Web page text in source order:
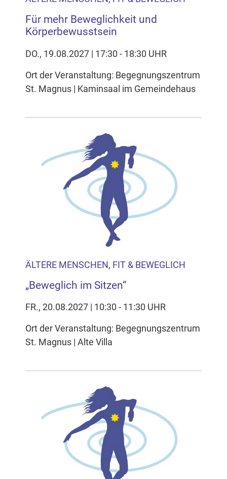
Für mehr Beweglichkeit und
Körperbewusstsein
DO., 19.08.2027 | 17:30 - 18:30 UHR
Ort der Veranstaltung: Begegnungszentrum
St. Magnus | Kaminsaal im Gemeindehaus
ÄLTERE MENSCHEN, FIT & BEWEGLICH
„Beweglich im Sitzen“
FR., 20.08.2027 | 10:30 - 11:30 UHR
Ort der Veranstaltung: Begegnungszentrum
St. Magnus | Alte Villa